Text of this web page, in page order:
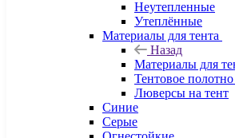
Неутепленные
Утеплённые
Материалы для тента
Назад
Материалы для
Тентовое
Люверсы на тент
Синие
Серые